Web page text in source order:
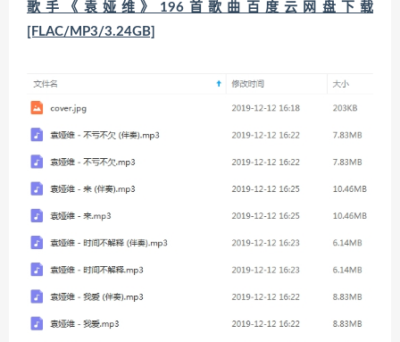
歌手《袁娅维》196首歌曲百度云网盘下载
[FLAC/MP3/3.24GB]